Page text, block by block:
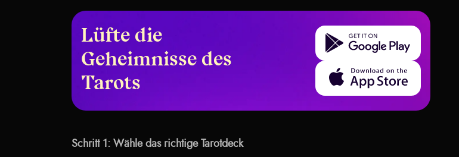
Lüfte die
Geheimnisse des
Tarots
Get it on Google Play
Download on the App Store
Schritt 1: Wähle das richtige Tarotdeck